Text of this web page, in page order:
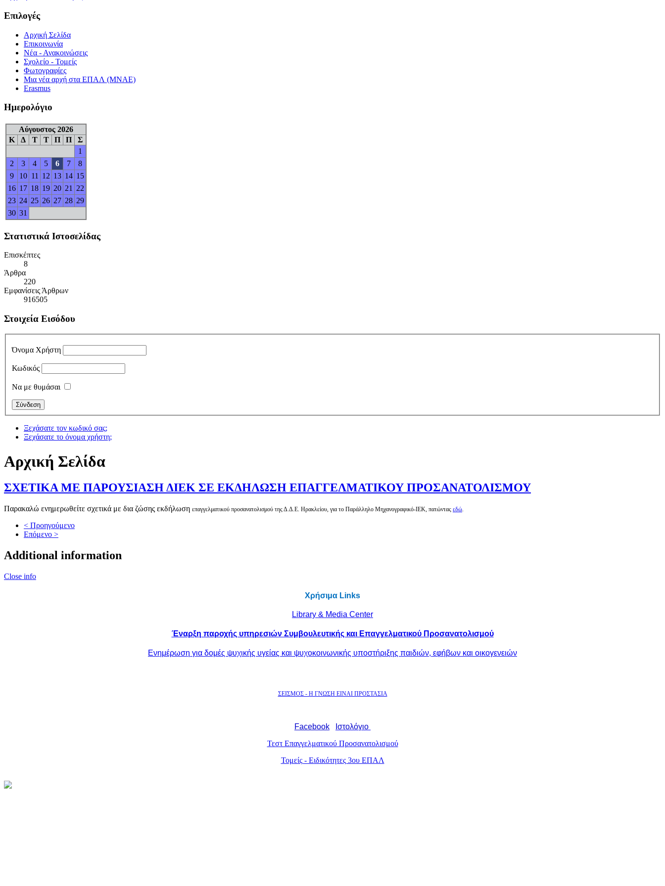
Επιλογές
Αρχική Σελίδα
Επικοινωνία
Νέα - Ανακοινώσεις
Σχολείο - Τομείς
Φωτογραφίες
Μια νέα αρχή στα ΕΠΑΛ (ΜΝΑΕ)
Erasmus
Ημερολόγιο
Αύγουστος 2026
Κ
Δ Τ Τ Π Π
Σ
1
2
3 4 5 6 7
8
9
10 11 12 13 14 15
16 17 18 19 20 21
22
23 24 25 26 27 28 29
30 31
Στατιστικά Ιστοσελίδας
Επισκέπτες
8
Άρθρα
220
Εμφανίσεις Άρθρων
916505
Στοιχεία Εισόδου
Όνομα Χρήστη
Κωδικός
Να με θυμάσαι
Ξεχάσατε τον κωδικό σας;
Ξεχάσατε το όνομα χρήστη;
Αρχική Σελίδα
ΣΧΕΤΙΚΑ ΜΕ ΠΑΡΟΥΣΙΑΣΗ ΔΙΕΚ ΣΕ ΕΚΔΗΛΩΣΗ ΕΠΑΓΓΕΛΜΑΤΙΚΟΥ ΠΡΟΣΑΝΑΤΟΛΙΣΜΟΥ
Παρακαλώ ενημερωθείτε σχετικά με δια ζώσης εκδήλωση επαγγελματικού προσανατολισμού της Δ.Δ.Ε. Ηρακλείου, για το Παράλληλο Μηχανογραφικό-ΙΕΚ, πατώντας εδώ.
< Προηγούμενο
Επόμενο >
Additional information
Close info
Χρήσιμα Links
Library & Media Center
Έναρξη παροχής υπηρεσιών Συμβουλευτικής και Επαγγελματικού Προσανατολισμού
Ενημέρωση για δομές ψυχικής υγείας και ψυχοκοινωνικής υποστήριξης παιδιών, εφήβων και οικογενειών
ΣΕΙΣΜΟΣ - Η ΓΝΩΣΗ ΕΙΝΑΙ ΠΡΟΣΤΑΣΙΑ
Facebook
Ιστολόγιο
Τεστ Επαγγελματικού Προσανατολισμού
Τομείς - Ειδικότητες 3ου ΕΠΑΛ